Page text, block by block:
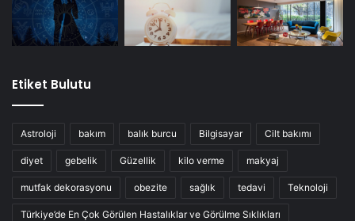
Etiket Bulutu
Astroloji bakım balık burcu Bilgisayar Cilt bakımı
diyet gebelik Güzellik kilo verme makyaj
mutfak dekorasyonu obezite sağlık tedavi Teknoloji
Türkiye’de En Çok Görülen Hastalıklar ve Görülme Sıklıkları